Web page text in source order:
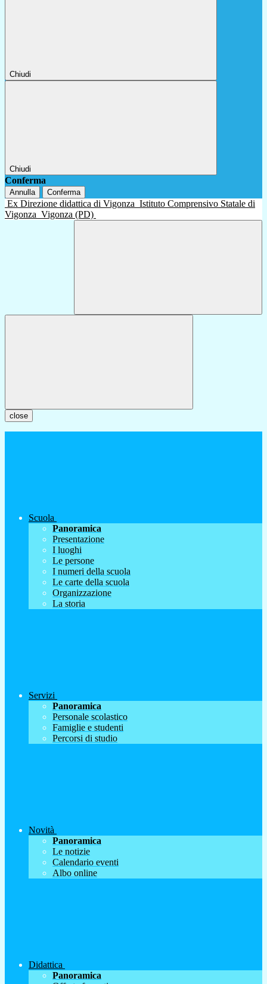
Chiudi
Chiudi
Conferma
Annulla Conferma
Ex Direzione didattica di Vigonza Istituto Comprensivo Statale di
Vigonza Vigonza (PD)
close
Scuola
Panoramica
Presentazione
I luoghi
Le persone
I numeri della scuola
Le carte della scuola
Organizzazione
La storia
Servizi
Panoramica
Personale scolastico
Famiglie e studenti
Percorsi di studio
Novità
Panoramica
Le notizie
Calendario eventi
Albo online
Didattica
Panoramica